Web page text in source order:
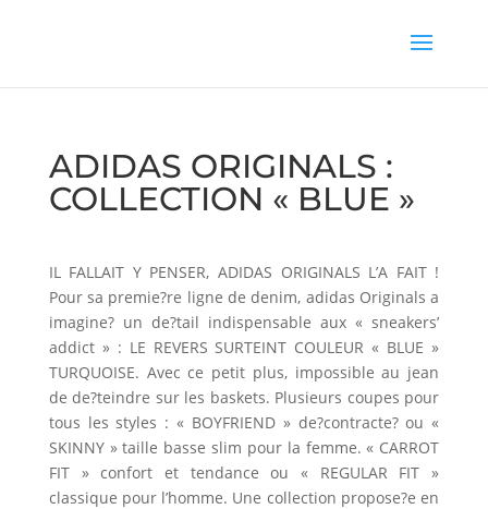
ADIDAS ORIGINALS :
COLLECTION « BLUE »
IL FALLAIT Y PENSER, ADIDAS ORIGINALS L’A FAIT !
Pour sa premie?re ligne de denim, adidas Originals a
imagine? un de?tail indispensable aux « sneakers’
addict » : LE REVERS SURTEINT COULEUR « BLUE »
TURQUOISE. Avec ce petit plus, impossible au jean
de de?teindre sur les baskets. Plusieurs coupes pour
tous les styles : « BOYFRIEND » de?contracte? ou «
SKINNY » taille basse slim pour la femme. « CARROT
FIT » confort et tendance ou « REGULAR FIT »
classique pour l’homme. Une collection propose?e en